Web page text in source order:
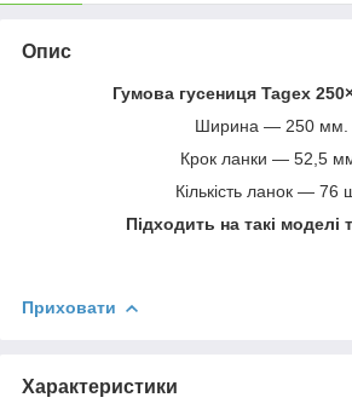
Опис
Гумова гусениця Tagex
Ширина — 250 мм.
Крок ланки — 52,5
Кількість ланок — 76
Підходить на такі моделі
Приховати
Характеристики